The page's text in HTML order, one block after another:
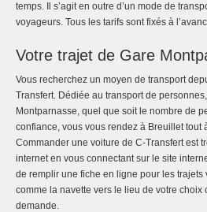
temps. Il s’agit en outre d’un mode de
voyageurs. Tous les tarifs sont fixés à
Votre trajet de Gare
Vous recherchez un moyen de transport
Transfert. Dédiée au transport de
Montparnasse, quel que soit le nombre de
confiance, vous vous rendez à Breuillet tout
Commander une voiture de C-Transfert est
internet en vous connectant sur le site
de remplir une fiche en ligne pour les
comme la navette vers le lieu de votre
demande.